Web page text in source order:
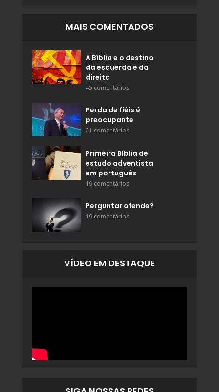
MAIS COMENTADOS
A Bíblia e o destino
da esquerda e da
direita
45 comentários
Perda de fiéis é
preocupante
21 comentários
Primeira Bíblia de
estudo adventista
em português
19 comentários
Perguntar ofende?
19 comentários
VÍDEO EM DESTAQUE